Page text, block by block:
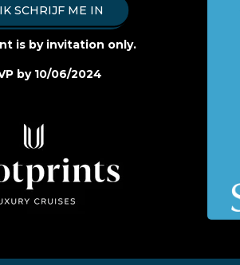
SCHRIJF ME IN
is by invitation only.
by 10/06/2024